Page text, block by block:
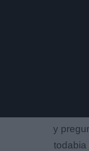
y
todabia